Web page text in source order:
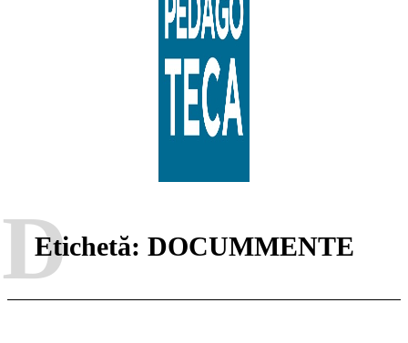
Etichetă: DOCUMMENTE
D